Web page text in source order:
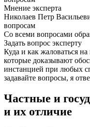
Мнение эксперта
Николаев Петр
вопросам
Со всеми вопросами
Задать вопрос эксперту
Куда и как жаловаться
которые доказывают
инстанцией при любых
задавайте вопросы, я
Частные и
и их отличие